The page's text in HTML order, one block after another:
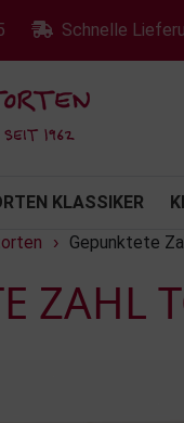
Schnelle
KLASSIKER
› Gepunktete
ZAHL